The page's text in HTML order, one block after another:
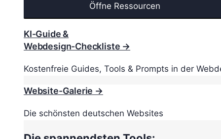
Öffne Ressourcen
KI-Guide &
Webdesign-Checkliste →
Kostenfreie Guides, Tools & Prompts in der
Website-Galerie →
Die schönsten deutschen Websites